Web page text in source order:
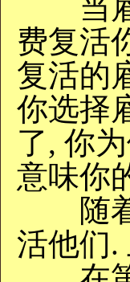
当雇
费复活
复活的
你选择
了, 你
意味你
随着
活他们.